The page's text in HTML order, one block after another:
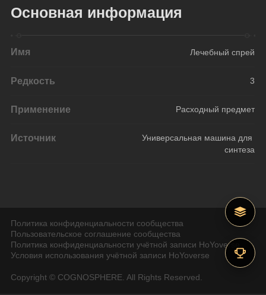
Основная информация
Имя Лечебный спрей
Редкость 3
Применение Расходный предмет
Источник
Универсальная машина для
синтеза
Политика конфиденциальности сообщества
Пользовательское соглашение сообщества
Политика конфиденциальности учётной записи HoYoverse
Условия использования учётной записи HoYoverse
Copyright © COGNOSPHERE. All Rights Reserved.